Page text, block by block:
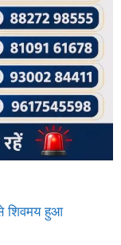
शिवमय हुआ